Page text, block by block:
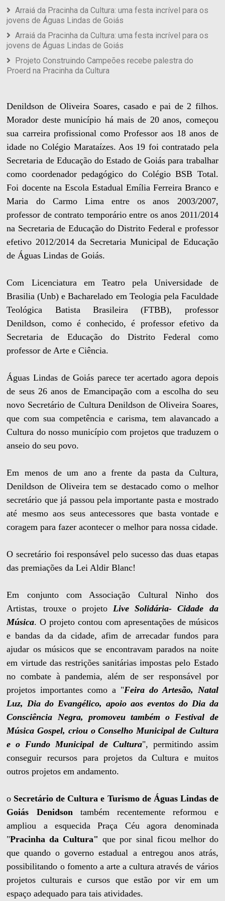
Arraiá da Pracinha da Cultura: uma festa incrível para os
jovens de Águas Lindas de Goiás
Arraiá da Pracinha da Cultura: uma festa incrível para os
jovens de Águas Lindas de Goiás
Projeto Construindo Campeões recebe palestra do
Proerd na Pracinha da Cultura
Denildson de Oliveira Soares, casado e pai de 2 filhos.
Morador deste município há mais de 20 anos, começou
sua carreira profissional como Professor aos 18 anos de
idade no Colégio Marataízes. Aos 19 foi contratado pela
Secretaria de Educação do Estado de Goiás para trabalhar
como coordenador pedagógico do Colégio BSB Total.
Foi docente na Escola Estadual Emília Ferreira Branco e
Maria do Carmo Lima entre os anos 2003/2007,
professor de contrato temporário entre os anos 2011/2014
na Secretaria de Educação do Distrito Federal e professor
efetivo 2012/2014 da Secretaria Municipal de Educação
de Águas Lindas de Goiás.
Com Licenciatura em Teatro pela Universidade de
Brasilia (Unb) e Bacharelado em Teologia pela Faculdade
Teológica Batista Brasileira (FTBB), professor
Denildson, como é conhecido, é professor efetivo da
Secretaria de Educação do Distrito Federal como
professor de Arte e Ciência.
Águas Lindas de Goiás parece ter acertado agora depois
de seus 26 anos de Emancipação com a escolha do seu
novo Secretário de Cultura Denildson de Oliveira Soares,
que com sua competência e carisma, tem alavancado a
Cultura do nosso município com projetos que traduzem o
anseio do seu povo.
Em menos de um ano a frente da pasta da Cultura,
Denildson de Oliveira tem se destacado como o melhor
secretário que já passou pela importante pasta e mostrado
até mesmo aos seus antecessores que basta vontade e
coragem para fazer acontecer o melhor para nossa cidade.
O secretário foi responsável pelo sucesso das duas etapas
das premiações da Lei Aldir Blanc!
Em conjunto com Associação Cultural Ninho dos
Artistas, trouxe o projetoLive Solidária- Cidade da
Música. O projeto contou com apresentações de músicos
e bandas da da cidade, afim de arrecadar fundos para
ajudar os músicos que se encontravam parados na noite
em virtude das restrições sanitárias impostas pelo Estado
no combate à pandemia, além de ser responsável por
projetos importantes como a "Feira do Artesão, Natal
Luz, Dia do Evangélico, apoio aos eventos do Dia da
Consciência Negra, promoveu também o Festival de
Música Gospel, criou o Conselho Municipal de Cultura
e o Fundo Municipal de Cultura", permitindo assim
conseguir recursos para projetos da Cultura e muitos
outros projetos em andamento.
o Secretário de Cultura e Turismo de Águas Lindas de
Goiás Denidsontambém recentemente reformou e
ampliou a esquecida Praça Céu agora denominada
"Pracinha da Cultura" que por sinal ficou melhor do
que quando o governo estadual a entregou anos atrás,
possibilitando o fomento a arte a cultura através de vários
projetos culturais e cursos que estão por vir em um
espaço adequado para tais atividades.